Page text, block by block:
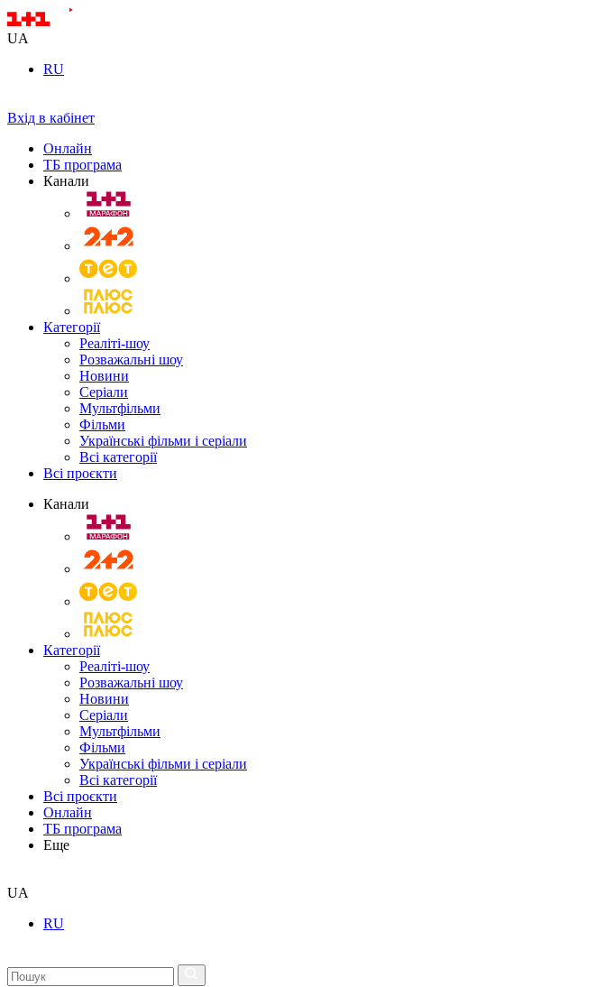
UA
RU
Вхід в кабінет
Онлайн
ТБ програма
Канали
Категорії
Реаліті-шоу
Розважальні шоу
Новини
Серіали
Мультфільми
Фільми
Українські фільми і серіали
Всі категорії
Всі проєкти
Канали
Категорії
Реаліті-шоу
Розважальні шоу
Новини
Серіали
Мультфільми
Фільми
Українські фільми і серіали
Всі категорії
Всі проєкти
Онлайн
ТБ програма
Еще
UA
RU